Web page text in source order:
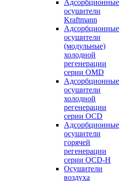
Адсорбционные
осушители
Kraftmann
Адсорбционные
осушители
(модульные)
холодной
регенерации
серии OMD
Адсорбционные
осушители
холодной
регенерации
серии OCD
Адсорбционные
осушители
горячей
регенерации
серии OСD-H
Осушители
воздуха